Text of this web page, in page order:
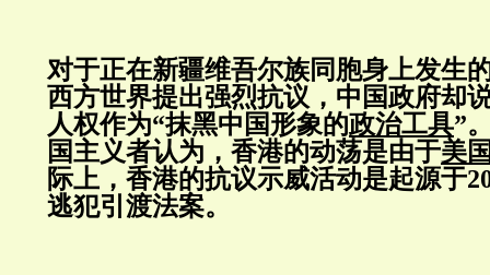
对于正在新疆维吾尔族同胞身上发生
西方世界提出强烈抗议，中国政府却
人权作为“抹黑中国形象的政治工具”
国主义者认为，香港的动荡是由于美
际上，香港的抗议示威活动是起源于
逃犯引渡法案。